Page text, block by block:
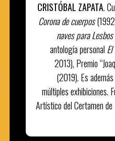
CRISTÓBAL ZAPATA.
Corona de cuerpos
naves para Lesbos
antología personal
2013), Premio
(2019). Es
múltiples exhibiciones.
Artístico del Certamen